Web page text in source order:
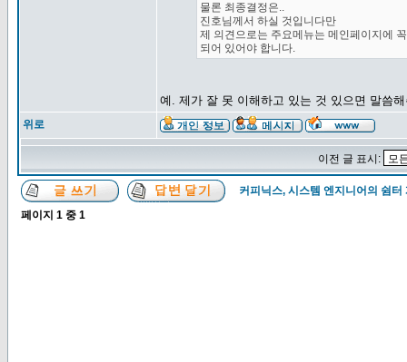
물론 최종결정은..
진호님께서 하실 것입니다만
제 의견으로는 주요메뉴는 메인페이지에
되어 있어야 합니다.
예. 제가 잘 못 이해하고 있는 것 있으면 말씀
위로
이전 글 표시:
커피닉스, 시스템 엔지니어의 쉼터
페이지 1 중 1